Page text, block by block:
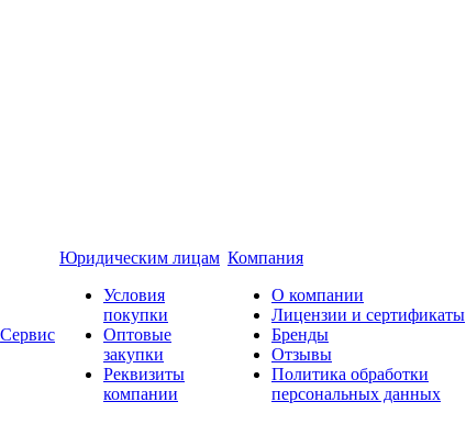
Сервис
Юридическим лицам
Условия
покупки
Оптовые
закупки
Реквизиты
компании
Компания
О компании
Лицензии и сертификаты
Бренды
Отзывы
Политика обработки
персональных данных